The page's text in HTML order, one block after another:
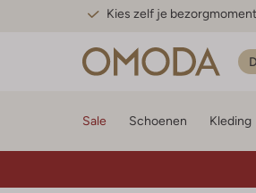
Kies zelf je bezorgmoment
Sale Schoenen Kleding